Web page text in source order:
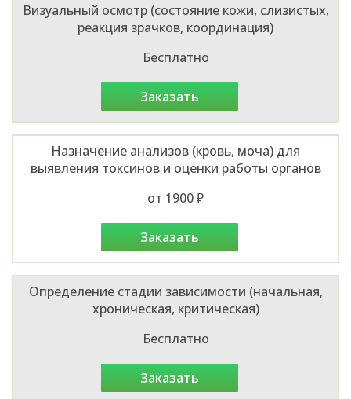
Визуальный осмотр (состояние кожи, слизистых,
реакция зрачков, координация)
Бесплатно
заказать
Назначение анализов (кровь, моча) для
выявления токсинов и оценки работы органов
от 1900 ₽
заказать
Определение стадии зависимости (начальная,
хроническая, критическая)
Бесплатно
заказать